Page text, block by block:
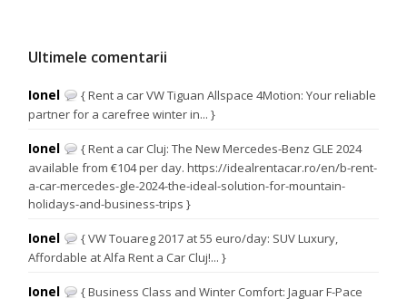
Ultimele comentarii
Ionel
{ Rent a car VW Tiguan Allspace 4Motion: Your reliable
partner for a carefree winter in... }
Ionel
{ Rent a car Cluj: The New Mercedes-Benz GLE 2024
available from €104 per day. https://idealrentacar.ro/en/b-rent-
a-car-mercedes-gle-2024-the-ideal-solution-for-mountain-
holidays-and-business-trips }
Ionel
{ VW Touareg 2017 at 55 euro/day: SUV Luxury,
Affordable at Alfa Rent a Car Cluj!... }
Ionel
{ Business Class and Winter Comfort: Jaguar F-Pace